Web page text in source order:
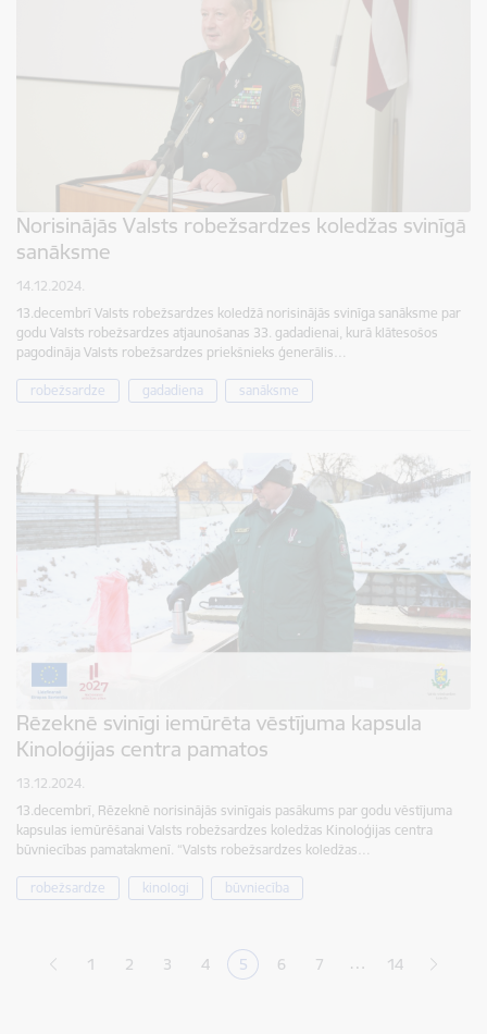
Norisinājās Valsts robežsardzes koledžas svinīgā
sanāksme
14.12.2024.
13.decembrī Valsts robežsardzes koledžā norisinājās svinīga sanāksme par
godu Valsts robežsardzes atjaunošanas 33. gadadienai, kurā klātesošos
pagodināja Valsts robežsardzes priekšnieks ģenerālis…
robežsardze gadadiena sanāksme
Rēzeknē svinīgi iemūrēta vēstījuma kapsula
Kinoloģijas centra pamatos
13.12.2024.
13.decembrī, Rēzeknē norisinājās svinīgais pasākums par godu vēstījuma
kapsulas iemūrēšanai Valsts robežsardzes koledžas Kinoloģijas centra
būvniecības pamatakmenī. “Valsts robežsardzes koledžas…
robežsardze kinologi būvniecība
1 Lapa
2 Lapa
3 Lapa
4 Pašreizējā lapa
5 Lapa
6 Lapa
7 … 14